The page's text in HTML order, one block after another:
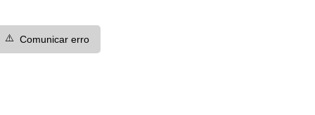
⚠️ Comunicar erro